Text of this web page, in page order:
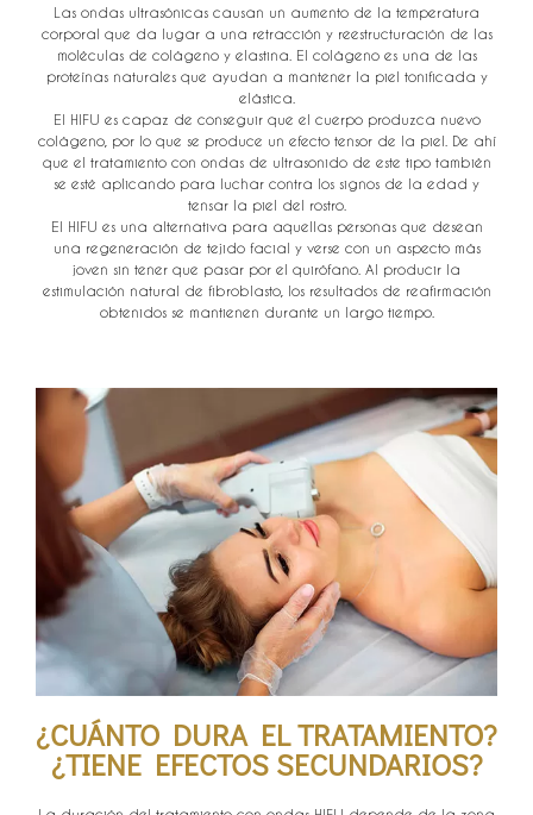
Las ondas ultrasónicas causan un aumento de la temperatura
corporal que da lugar a una retracción y reestructuración de las
moléculas de colágeno y elastina. El colágeno es una de las
proteínas naturales que ayudan a mantener la piel tonificada y
elástica.
El HIFU es capaz de conseguir que el cuerpo produzca nuevo
colágeno, por lo que se produce un efecto tensor de la piel. De ahí
que el tratamiento con ondas de ultrasonido de este tipo también
se esté aplicando para luchar contra los signos de la edad y
tensar la piel del rostro.
El HIFU es una alternativa para aquellas personas que desean
una regeneración de tejido facial y verse con un aspecto más
joven sin tener que pasar por el quirófano. Al producir la
estimulación natural de fibroblasto, los resultados de reafirmación
obtenidos se mantienen durante un largo tiempo.
¿CUÁNTO DURA EL TRATAMIENTO?
¿TIENE EFECTOS SECUNDARIOS?